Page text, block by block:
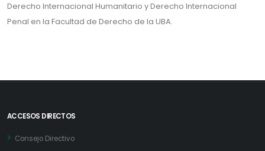
Derecho Internacional Humanitario y Derecho Internacional
Penal en la Facultad de Derecho de la UBA.
ACCESOS DIRECTOS
Consejo Directivo